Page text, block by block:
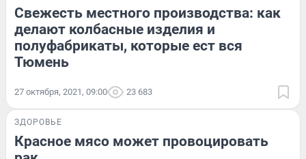
Свежесть местного производства: как
делают колбасные изделия и
полуфабрикаты, которые ест вся
Тюмень
27 октября, 2021, 09:00 23 683
ЗДОРОВЬЕ
Красное мясо может провоцировать